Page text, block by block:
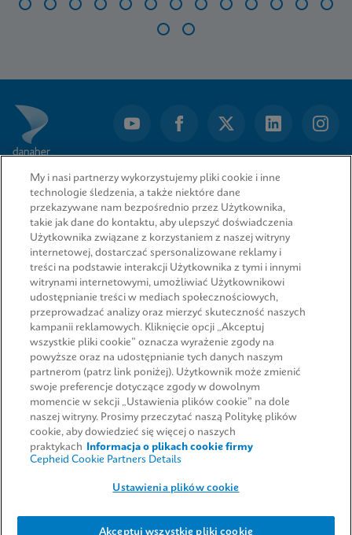
28
SZYBKIE ŁĄCZA
PRAWNE
UMOWY
My i nasi partnerzy wykorzystujemy pliki cookie i inne
technologie śledzenia, a także niektóre dane
przekazywane nam bezpośrednio przez Użytkownika,
takie jak dane do kontaktu, aby ulepszyć doświadczenia
Użytkownika związane z korzystaniem z naszej witryny
internetowej, dostarczać spersonalizowane reklamy i
treści na podstawie interakcji Użytkownika z tymi i innymi
witrynami internetowymi, umożliwiać Użytkownikowi
udostępnianie treści w mediach społecznościowych,
przeprowadzać analizy oraz mierzyć skuteczność naszych
kampanii reklamowych. Kliknięcie opcji „Akceptuj
wszystkie pliki cookie” oznacza wyrażenie zgody na
powyższe oraz na udostępnianie tych danych naszym
partnerom (patrz link poniżej). Użytkownik może zmienić
swoje preferencje dotyczące zgody w dowolnym
momencie w sekcji „Ustawienia plików cookie” na dole
naszej witryny. Prosimy przeczytać naszą Politykę plików
cookie, aby dowiedzieć się więcej o naszych
praktykach
Informacja o plikach cookie firmy
Cepheid Cookie Partners Details
Ustawienia plików cookie
Akceptuj wszystkie pliki cookie